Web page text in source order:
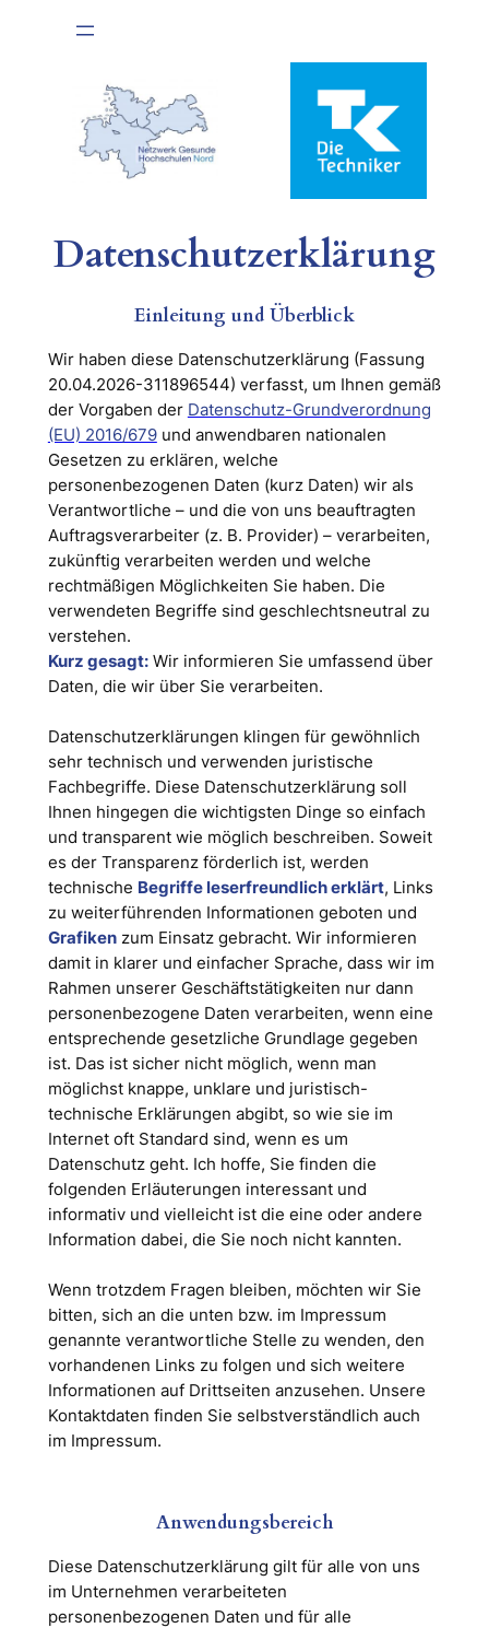
Datenschutzerklärung
Einleitung und Überblick
Wir haben diese Datenschutzerklärung (Fassung
20.04.2026-311896544) verfasst, um Ihnen gemäß
der Vorgaben der Datenschutz-Grundverordnung
(EU) 2016/679und anwendbaren nationalen
Gesetzen zu erklären, welche
personenbezogenen Daten (kurz Daten) wir als
Verantwortliche – und die von uns beauftragten
Auftragsverarbeiter (z. B. Provider) – verarbeiten,
zukünftig verarbeiten werden und welche
rechtmäßigen Möglichkeiten Sie haben. Die
verwendeten Begriffe sind geschlechtsneutral zu
verstehen.
Kurz gesagt:Wir informieren Sie umfassend über
Daten, die wir über Sie verarbeiten.
Datenschutzerklärungen klingen für gewöhnlich
sehr technisch und verwenden juristische
Fachbegriffe. Diese Datenschutzerklärung soll
Ihnen hingegen die wichtigsten Dinge so einfach
und transparent wie möglich beschreiben. Soweit
es der Transparenz förderlich ist, werden
technische Begriffe leserfreundlich erklärt, Links
zu weiterführenden Informationen geboten und
Grafikenzum Einsatz gebracht. Wir informieren
damit in klarer und einfacher Sprache, dass wir im
Rahmen unserer Geschäftstätigkeiten nur dann
personenbezogene Daten verarbeiten, wenn eine
entsprechende gesetzliche Grundlage gegeben
ist. Das ist sicher nicht möglich, wenn man
möglichst knappe, unklare und juristisch-
technische Erklärungen abgibt, so wie sie im
Internet oft Standard sind, wenn es um
Datenschutz geht. Ich hoffe, Sie finden die
folgenden Erläuterungen interessant und
informativ und vielleicht ist die eine oder andere
Information dabei, die Sie noch nicht kannten.
Wenn trotzdem Fragen bleiben, möchten wir Sie
bitten, sich an die unten bzw. im Impressum
genannte verantwortliche Stelle zu wenden, den
vorhandenen Links zu folgen und sich weitere
Informationen auf Drittseiten anzusehen. Unsere
Kontaktdaten finden Sie selbstverständlich auch
im Impressum.
Anwendungsbereich
Diese Datenschutzerklärung gilt für alle von uns
im Unternehmen verarbeiteten
personenbezogenen Daten und für alle